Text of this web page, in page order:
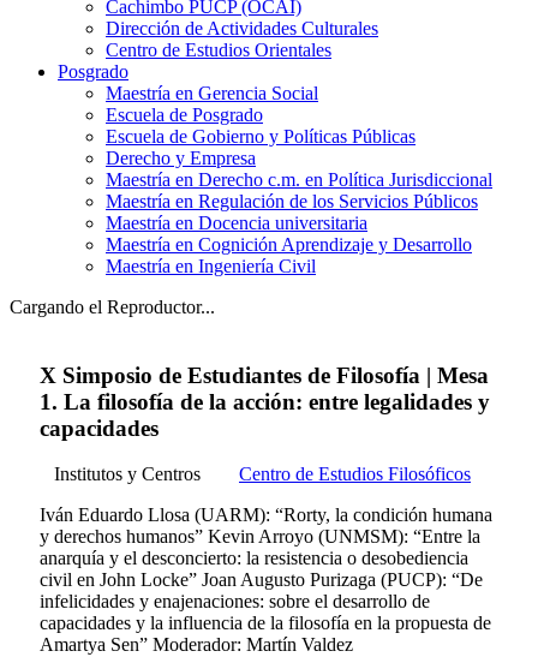
Cachimbo PUCP (OCAI)
Dirección de Actividades Culturales
Centro de Estudios Orientales
Posgrado
Maestría en Gerencia Social
Escuela de Posgrado
Escuela de Gobierno y Políticas Públicas
Derecho y Empresa
Maestría en Derecho c.m. en Política Jurisdiccional
Maestría en Regulación de los Servicios Públicos
Maestría en Docencia universitaria
Maestría en Cognición Aprendizaje y Desarrollo
Maestría en Ingeniería Civil
Cargando el Reproductor...
X Simposio de Estudiantes de Filosofía | Mesa
1. La filosofía de la acción: entre legalidades y
capacidades
Institutos y Centros
Centro de Estudios Filosóficos
Iván Eduardo Llosa (UARM): “Rorty, la condición humana
y derechos humanos” Kevin Arroyo (UNMSM): “Entre la
anarquía y el desconcierto: la resistencia o desobediencia
civil en John Locke” Joan Augusto Purizaga (PUCP): “De
infelicidades y enajenaciones: sobre el desarrollo de
capacidades y la influencia de la filosofía en la propuesta de
Amartya Sen” Moderador: Martín Valdez